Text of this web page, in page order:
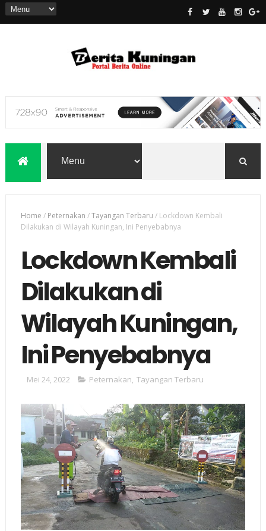
Home / Peternakan /Tayangan Terbaru / Lockdown Kembali
Dilakukan di Wilayah Kuningan, Ini Penyebabnya
Lockdown Kembali
Dilakukan di
Wilayah Kuningan,
Ini Penyebabnya
Mei 24, 2022 Peternakan Tayangan Terbaru